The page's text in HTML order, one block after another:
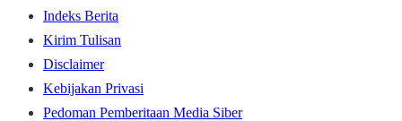
Indeks Berita
Kirim Tulisan
Disclaimer
Kebijakan Privasi
Pedoman Pemberitaan Media Siber